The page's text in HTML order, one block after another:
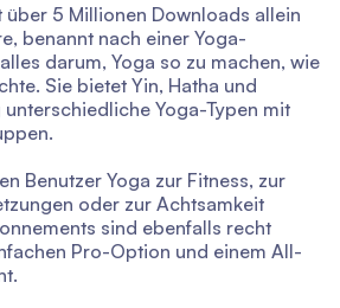
über 5 Millionen Downloads allein
benannt nach einer Yoga-
darum, Yoga so zu machen, wie
Sie bietet Yin, Hatha und
Yoga-Typen mit
Benutzer Yoga zur Fitness, zur
oder zur Achtsamkeit
sind ebenfalls recht
Pro-Option und einem All-